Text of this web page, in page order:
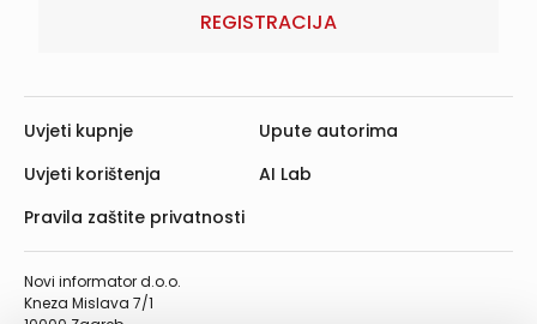
REGISTRACIJA
Novi informator d.o.o.
Kneza Mislava 7/1
Uvjeti kupnje
Uvjeti korištenja
Pravila zaštite privatnosti
Upute autorima
AI Lab